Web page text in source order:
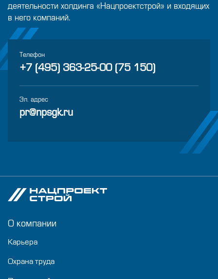
деятельности холдинга «Нацпроектстрой» и входящих
в него компаний.
Телефон
+7 (495) 363-25-00 (75 150)
Эл. адрес
pr@npsgk.ru
О компании
Карьера
Охрана труда